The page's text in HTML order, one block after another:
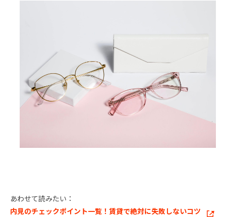
あわせて読みたい：
内見のチェックポイント一覧！賃貸で絶対に失敗しないコツ